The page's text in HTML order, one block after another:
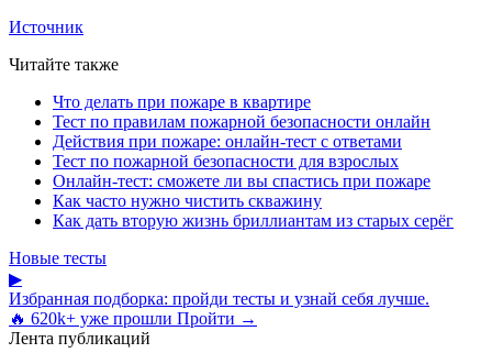
Источник
Читайте также
Что делать при пожаре в квартире
Тест по правилам пожарной безопасности онлайн
Действия при пожаре: онлайн-тест с ответами
Тест по пожарной безопасности для взрослых
Онлайн-тест: сможете ли вы спастись при пожаре
Как часто нужно чистить скважину
Как дать вторую жизнь бриллиантам из старых серёг
Новые тесты
▶
Избранная подборка: пройди тесты и узнай себя лучше.
🔥 620k+ уже прошли Пройти →
Лента публикаций